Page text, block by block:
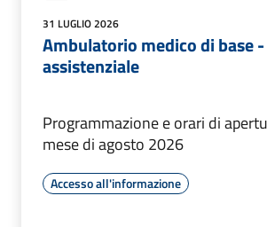
31 LUGLIO 2026
Ambulatorio medico di base
assistenziale
Programmazione e orari di
mese di agosto 2026
Accesso all'informazione